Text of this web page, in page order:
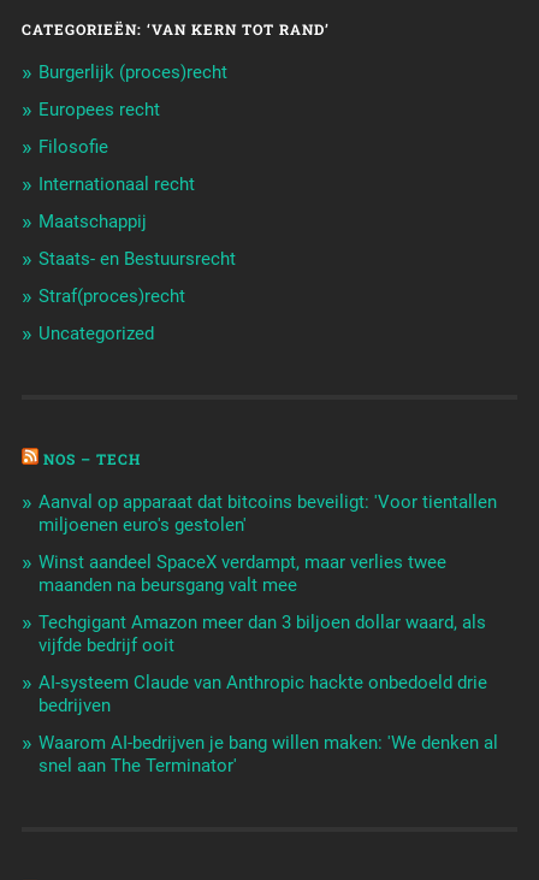
CATEGORIEËN: ‘VAN KERN TOT RAND’
Burgerlijk (proces)recht
Europees recht
Filosofie
Internationaal recht
Maatschappij
Staats- en Bestuursrecht
Straf(proces)recht
Uncategorized
NOS – TECH
Aanval op apparaat dat bitcoins beveiligt: 'Voor tientallen
miljoenen euro's gestolen'
Winst aandeel SpaceX verdampt, maar verlies twee
maanden na beursgang valt mee
Techgigant Amazon meer dan 3 biljoen dollar waard, als
vijfde bedrijf ooit
AI-systeem Claude van Anthropic hackte onbedoeld drie
bedrijven
Waarom AI-bedrijven je bang willen maken: 'We denken al
snel aan The Terminator'